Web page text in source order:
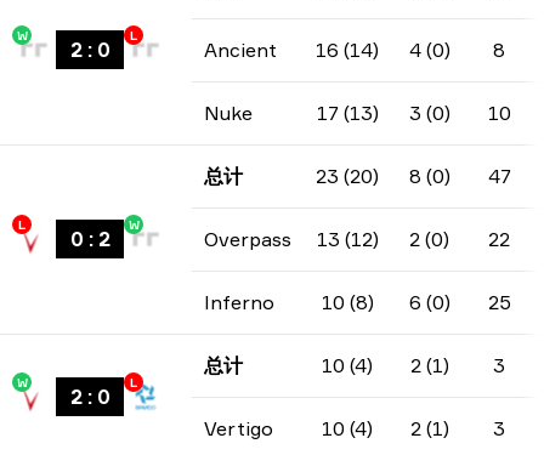
W
2: 0
L
Ancient 16 (14) 4 (0) 8
Nuke 17 (13) 3 (0) 10
L
0 : 2
W
总计 23 (20) 8 (0) 47
Overpass 13 (12) 2 (0) 22
Inferno 10 (8) 6 (0) 25
W
2: 0
L
总计 10 (4) 2 (1) 3
Vertigo 10 (4) 2 (1) 3